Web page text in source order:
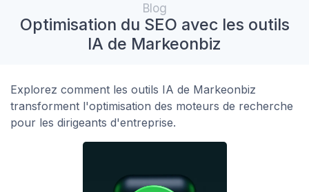
Blog
Optimisation du SEO avec les outils
IA de Markeonbiz
Explorez comment les outils IA de Markeonbiz
transforment l'optimisation des moteurs de recherche
pour les dirigeants d'entreprise.